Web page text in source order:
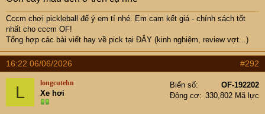
thấy Hesatac là loại tốt nhất cho pickleball. Review có thể
hơi dài, nhưng cccm có thể tự trải nghiệm ạ!
4.05 quấn cán PickPro:quấn cán thương hiệu PickPro
của em, chất lượng nếu so sánh với Hesatac thì bằng
~80-90% nhưng giá tốt hơn rất nhiều.
Phần quà thứ hai: 1 chiếc móc chìa khóa. Có 3
màu, cccm vui lòng
nhắn màu móc khóa để em
Cccm chơi pickleball để ý em tí nhé. Em cam kết giá - chính sách tốt
nhất cho cccm OF!
Tổng hợp các bài viết hay về pick tại ĐÂY (kinh nghiệm, review vợt...)
16:22 06/06/2026 #292
L longcutehn
Xe hơi
Biển số
OF-192202
Động cơ
330,802 Mã lực